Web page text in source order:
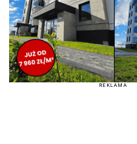
REKLAMA